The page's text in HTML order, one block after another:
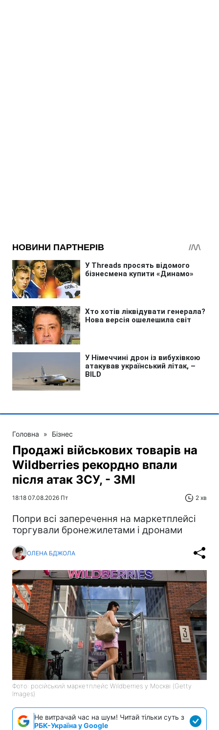
Головна » Бізнес
Продажі військових товарів на
Wildberries рекордно впали
після атак ЗСУ, - ЗМІ
18:18 07.08.2026 Пт 2 хв
Попри всі заперечення на маркетплейсі
торгували бронежилетами і дронами
ОЛЕНА БДЖОЛА
Фото: російський маркетплейс Wildberries у Москві (Getty
Images)
Не витрачай час на шум! Читай тільки суть з
РБК-Україна у Google